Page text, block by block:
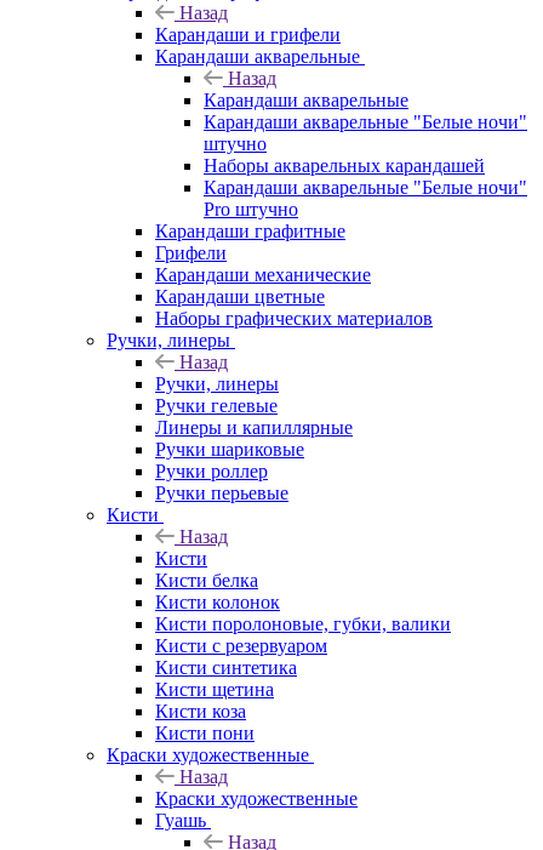
Назад
Карандаши и грифели
Карандаши акварельные
Назад
Карандаши акварельные
Карандаши акварельные "Белые ночи"
штучно
Наборы акварельных карандашей
Карандаши акварельные "Белые ночи"
Pro штучно
Карандаши графитные
Грифели
Карандаши механические
Карандаши цветные
Наборы графических материалов
Ручки, линеры
Назад
Ручки, линеры
Ручки гелевые
Линеры и капиллярные
Ручки шариковые
Ручки роллер
Ручки перьевые
Кисти
Назад
Кисти
Кисти белка
Кисти колонок
Кисти поролоновые, губки, валики
Кисти с резервуаром
Кисти синтетика
Кисти щетина
Кисти коза
Кисти пони
Краски художественные
Назад
Краски художественные
Гуашь
Назад